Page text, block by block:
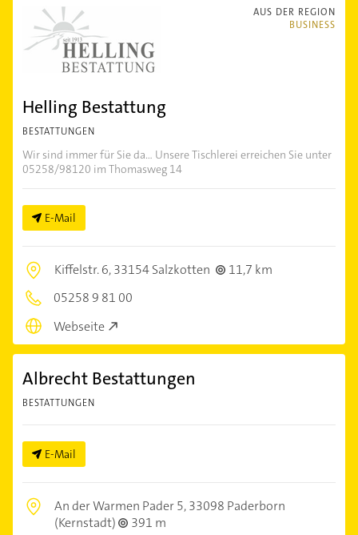
AUS DER REGION
BUSINESS
Helling Bestattung
BESTATTUNGEN
Wir sind immer für Sie da... Unsere Tischlerei erreichen Sie unter
05258/98120 im Thomasweg 14
E-Mail
Kiffelstr. 6,33154 Salzkotten
11,7 km
05258 9 81 00
Webseite
Albrecht Bestattungen
BESTATTUNGEN
E-Mail
An der Warmen Pader 5,33098 Paderborn
(Kernstadt)
391 m